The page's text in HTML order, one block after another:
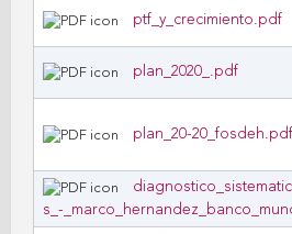
ptf_y_crecimiento.pdf
plan_2020_.pdf
plan_20-20_fosdeh.pdf
s_-